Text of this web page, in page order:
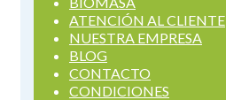
ATENCIÓN AL CLIENTE
NUESTRA EMPRESA
BLOG
CONTACTO
CONDICIONES